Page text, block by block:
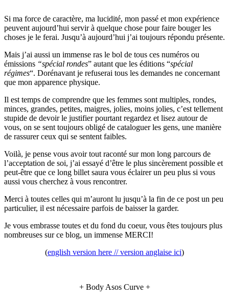
Si ma force de caractère, ma lucidité, mon passé et mon expérience
peuvent aujourd’hui servir à quelque chose pour faire bouger les
choses je le ferai. Jusqu’à aujourd’hui j’ai toujours répondu présente.
Mais j’ai aussi un immense ras le bol de tous ces numéros ou
émissions “spécial rondes” autant que les éditions “spécial
régimes“. Dorénavant je refuserai tous les demandes ne concernant
que mon apparence physique.
Il est temps de comprendre que les femmes sont multiples, rondes,
minces, grandes, petites, maigres, jolies, moins jolies, c’est tellement
stupide de devoir le justifier pourtant regardez et lisez autour de
vous, on se sent toujours obligé de cataloguer les gens, une manière
de rassurer ceux qui se sentent faibles.
Voilà, je pense vous avoir tout raconté sur mon long parcours de
l’acceptation de soi, j’ai essayé d’être le plus sincèrement possible et
peut-être que ce long billet saura vous éclairer un peu plus si vous
aussi vous cherchez à vous rencontrer.
Merci à toutes celles qui m’auront lu jusqu’à la fin de ce post un peu
particulier, il est nécessaire parfois de baisser la garder.
Je vous embrasse toutes et du fond du coeur, vous êtes toujours plus
nombreuses sur ce blog, un immense MERCI!
(english version here // version anglaise ici)
+ Body Asos Curve +